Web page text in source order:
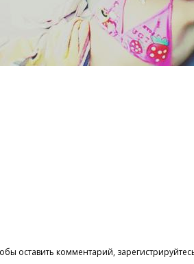
оставить комментарий,